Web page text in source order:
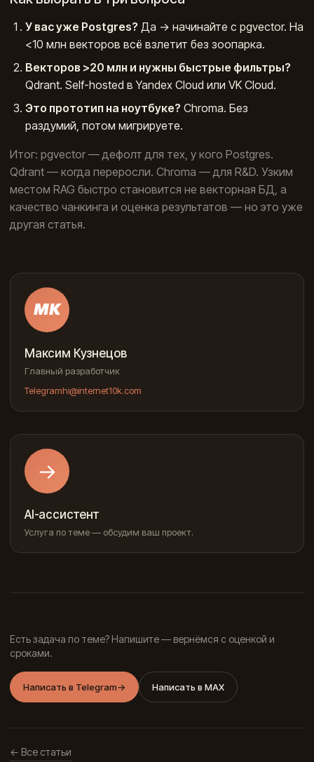
У вас уже Postgres? Да → начинайте с pgvector. На
<10 млн векторов всё взлетит без зоопарка.
Векторов >20 млн и нужны быстрые фильтры?
Qdrant. Self-hosted в Yandex Cloud или VK Cloud.
Это прототип на ноутбуке? Chroma. Без
раздумий, потом мигрируете.
Итог: pgvector — дефолт для тех, у кого Postgres.
Qdrant — когда переросли. Chroma — для R&D. Узким
местом RAG быстро становится не векторная БД, а
качество чанкинга и оценка результатов — но это уже
другая статья.
МК
Максим Кузнецов
Главный разработчик
Telegramhi@internet10k.com
→
AI-ассистент
Услуга по теме — обсудим ваш проект.
Есть задача по теме? Напишите — вернёмся с оценкой и
сроками.
Написать в Telegram→ Написать в MAX
← Все статьи